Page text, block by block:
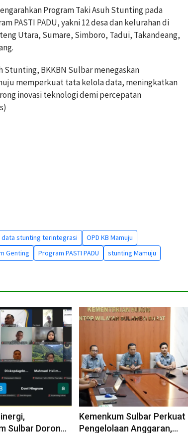
Program Taki Asuh Stunting pada
PASTI PADU, yakni 12 desa dan kelurahan di
Utara, Sumare, Simboro, Tadui, Takandeang,
Stunting, BKKBN Sulbar menegaskan
memperkuat tata kelola data, meningkatkan
inovasi teknologi demi percepatan
data stunting terintegrasi
OPD KB Mamuju
Genting Program PASTI PADU stunting Mamuju
Sulbar Dorong
Kemenkum Sulbar Perkuat
Pengelolaan Anggaran,